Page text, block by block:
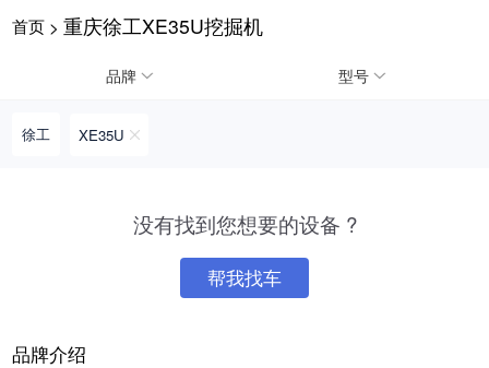
首页 > 重庆徐工XE35U挖掘机
品牌 型号
徐工 XE35U
没有找到您想要的设备 ?
帮我找车
品牌介绍
请输入手机号
《隐